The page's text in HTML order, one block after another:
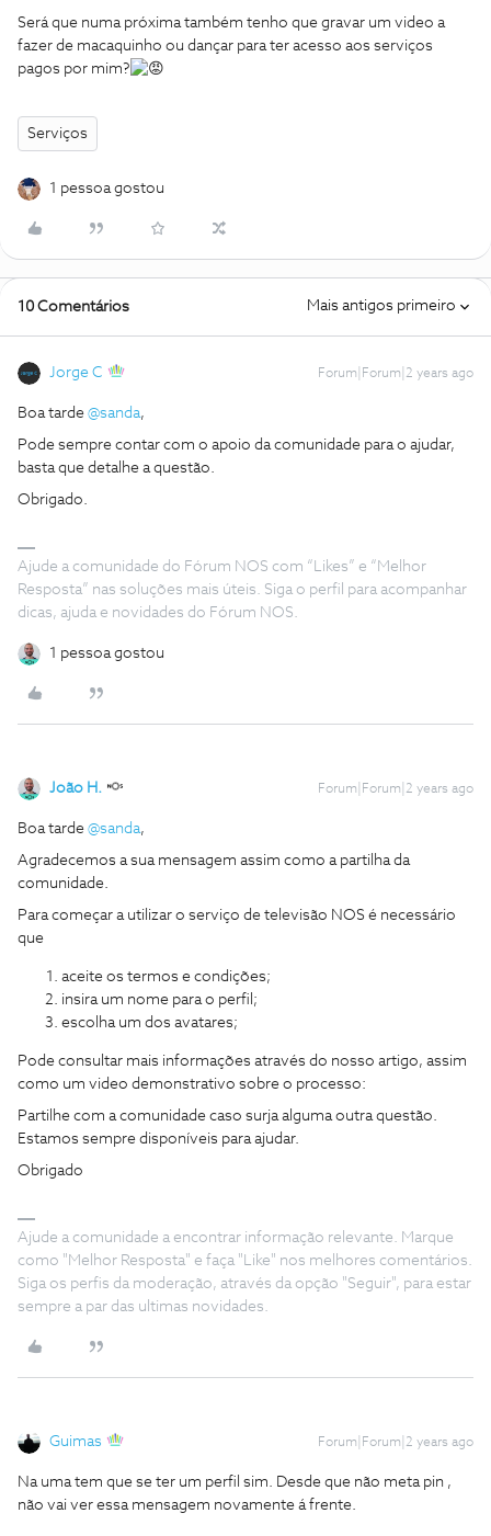
Será que numa próxima também tenho que gravar um video a
fazer de macaquinho ou dançar para ter acesso aos serviços
pagos por mim?
Serviços
1 pessoa gostou
10 Comentários Mais antigos primeiro
Jorge C Forum|Forum|2 years ago
Boa tarde @sanda,
Pode sempre contar com o apoio da comunidade para o ajudar,
basta que detalhe a questão.
Obrigado.
Ajude a comunidade do Fórum NOS com “Likes” e “Melhor
Resposta” nas soluções mais úteis. Siga o perfil para acompanhar
dicas, ajuda e novidades do Fórum NOS.
1 pessoa gostou
João H. Forum|Forum|2 years ago
Boa tarde @sanda,
Agradecemos a sua mensagem assim como a partilha da
comunidade.
Para começar a utilizar o serviço de televisão NOS é necessário
que
aceite os termos e condições;
insira um nome para o perfil;
escolha um dos avatares;
Pode consultar mais informações através do nosso artigo, assim
como um video demonstrativo sobre o processo:
Partilhe com a comunidade caso surja alguma outra questão.
Estamos sempre disponíveis para ajudar.
Obrigado
Ajude a comunidade a encontrar informação relevante. Marque
como "Melhor Resposta" e faça "Like" nos melhores comentários.
Siga os perfis da moderação, através da opção "Seguir", para estar
sempre a par das ultimas novidades.
Guimas Forum|Forum|2 years ago
Na uma tem que se ter um perfil sim. Desde que não meta pin ,
não vai ver essa mensagem novamente á frente.